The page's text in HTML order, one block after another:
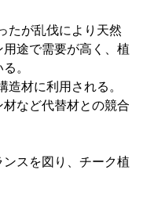
たが乱伐により天然
途で需要が高く、植
。
造材に利用される。
など代替材との競合
スを図り、チーク植